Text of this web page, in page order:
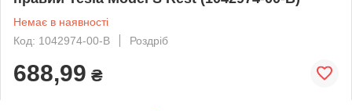
Немає в наявності
Код: 1042974-00-B
Роздріб
688,99 ₴